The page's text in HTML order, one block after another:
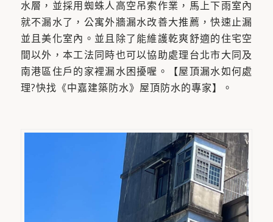
水層，並採用蜘蛛人高空吊索作業，馬上下雨室內
就不漏水了，公寓外牆漏水改善大推薦，快速止漏
並且美化室內。並且除了能維護乾爽舒適的住宅空
間以外，本工法同時也可以協助處理台北市大同及
南港區住戶的家裡漏水困擾喔。【屋頂漏水如何處
理?快找《中嘉建築防水》屋頂防水的專家】。